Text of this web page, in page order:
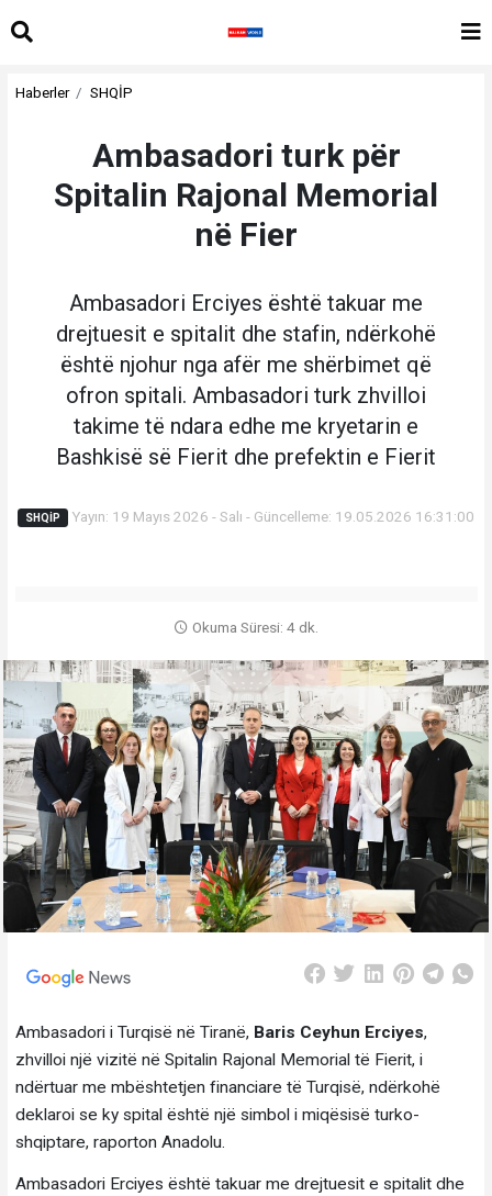
Haberler SHQİP
Ambasadori turk për
Spitalin Rajonal Memorial
në Fier
Ambasadori Erciyes është takuar me
drejtuesit e spitalit dhe stafin, ndërkohë
është njohur nga afër me shërbimet që
ofron spitali. Ambasadori turk zhvilloi
takime të ndara edhe me kryetarin e
Bashkisë së Fierit dhe prefektin e Fierit
SHQİP Yayın: 19 Mayıs 2026 - Salı - Güncelleme: 19.05.2026 16:31:00
Okuma Süresi: 4 dk.
Ambasadori i Turqisë në Tiranë, Baris Ceyhun Erciyes,
zhvilloi një vizitë në Spitalin Rajonal Memorial të Fierit, i
ndërtuar me mbështetjen financiare të Turqisë, ndërkohë
deklaroi se ky spital është një simbol i miqësisë turko-
shqiptare, raporton Anadolu.
Ambasadori Erciyes është takuar me drejtuesit e spitalit dhe